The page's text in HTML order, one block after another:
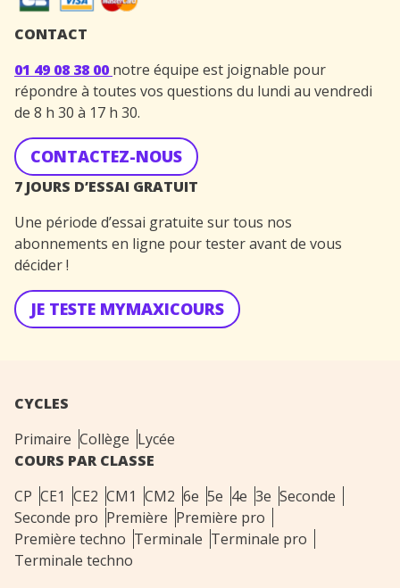
CONTACT
01 49 08 38 00 notre équipe est joignable pour
répondre à toutes vos questions du lundi au vendredi
de 8 h 30 à 17 h 30.
CONTACTEZ-NOUS
7 JOURS D’ESSAI GRATUIT
Une période d’essai gratuite sur tous nos
abonnements en ligne pour tester avant de vous
décider !
JE TESTE MYMAXICOURS
CYCLES
Primaire Collège Lycée
COURS PAR CLASSE
CP CE1 CE2 CM1 CM2 6e 5e 4e 3e Seconde
Seconde pro Première Première pro
Première techno Terminale Terminale pro
Terminale techno